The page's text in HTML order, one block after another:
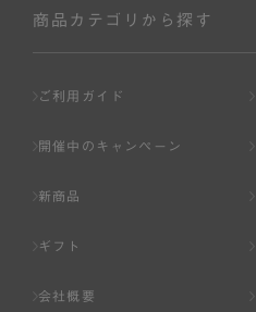
商品カテゴリから探す
ご利用ガイド
開催中のキャンペーン
新商品
ギフト
会社概要